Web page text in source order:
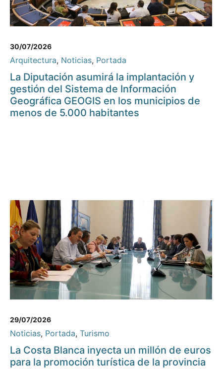
30/07/2026
Arquitectura, Noticias, Portada
La Diputación asumirá la implantación y
gestión del Sistema de Información
Geográfica GEOGIS en los municipios de
menos de 5.000 habitantes
29/07/2026
Noticias, Portada, Turismo
La Costa Blanca inyecta un millón de euros
para la promoción turística de la provincia